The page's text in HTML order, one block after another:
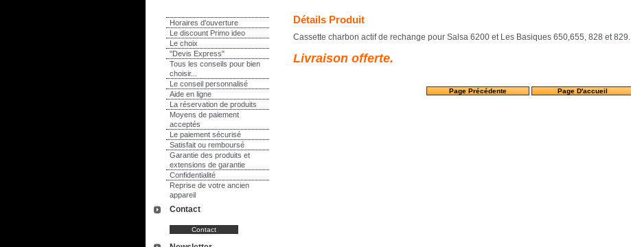
Horaires d'ouverture
Le discount Primo ideo
Le choix
"Devis Express"
Tous les conseils pour bien
choisir...
Le conseil personnalisé
Aide en ligne
La réservation de produits
Moyens de paiement
acceptés
Le paiement sécurisé
Satisfait ou remboursé
Garantie des produits et
extensions de garantie
Confidentialité
Reprise de votre ancien
appareil
Contact
Détails Produit
Cassette charbon actif de rechange pour Salsa 6200 et Les Basiques 650,655, 828 et 829.
Livraison offerte.